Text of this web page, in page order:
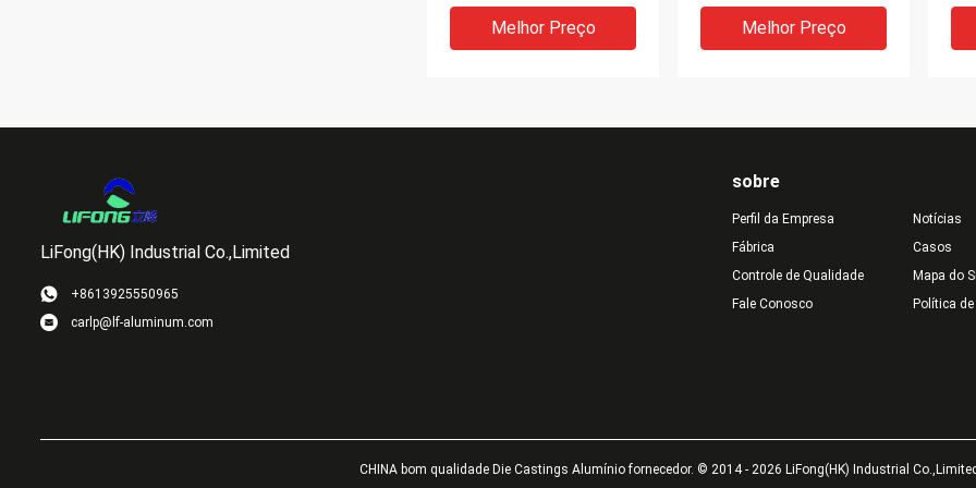
Alumínio Shell
Melhor Preço Melhor Preço
LiFong(HK) Industrial Co.,Limited
+8613925550965
carlp@lf-aluminum.com
sobre
Perfil da Empresa
Fábrica
Controle de Qualidade
Fale Conosco
Notícias
Casos
Mapa do
Política de
CHINA bom qualidade Die Castings Alumínio fornecedor. © 2014 - 2026 LiFong(HK) Industrial